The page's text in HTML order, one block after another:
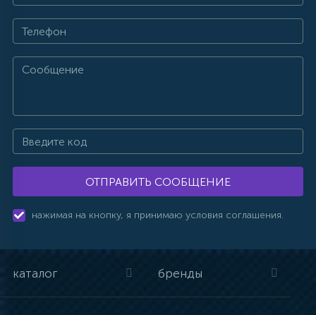
ОТПРАВИТЬ СООБЩЕНИЕ
нажимая на кнопку, я принимаю условия соглашения.
каталог бренды